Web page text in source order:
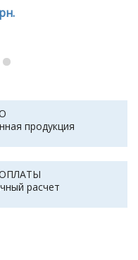
продукция
расчет